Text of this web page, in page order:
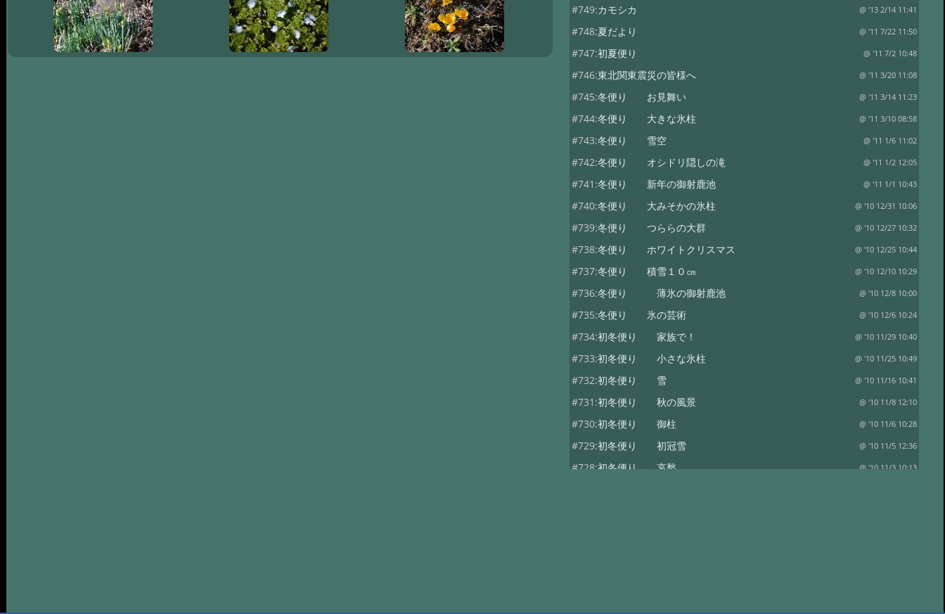
#749:カモシカ @ '13 2/14 11:41
#748:夏だより @ '11 7/22 11:50
#747:初夏便り @ '11 7/2 10:48
#746:東北関東震災の皆様へ @ '11 3/20 11:08
#745:冬便り お見舞い @ '11 3/14 11:23
#744:冬便り 大きな氷柱 @ '11 3/10 08:58
#743:冬便り 雪空 @ '11 1/6 11:02
#742:冬便り オシドリ隠しの滝 @ '11 1/2 12:05
#741:冬便り 新年の御射鹿池 @ '11 1/1 10:43
#740:冬便り 大みそかの氷柱 @ '10 12/31 10:06
#739:冬便り つららの大群 @ '10 12/27 10:32
#738:冬便り ホワイトクリスマス @ '10 12/25 10:44
#737:冬便り 積雪１０㎝ @ '10 12/10 10:29
#736:冬便り 薄氷の御射鹿池 @ '10 12/8 10:00
#735:冬便り 氷の芸術 @ '10 12/6 10:24
#734:初冬便り 家族で！ @ '10 11/29 10:40
#733:初冬便り 小さな氷柱 @ '10 11/25 10:49
#732:初冬便り 雪 @ '10 11/16 10:41
#731:初冬便り 秋の風景 @ '10 11/8 12:10
#730:初冬便り 御柱 @ '10 11/6 10:28
#729:初冬便り 初冠雪 @ '10 11/5 12:36
#728:初冬便り 哀愁 @ '10 11/3 10:13